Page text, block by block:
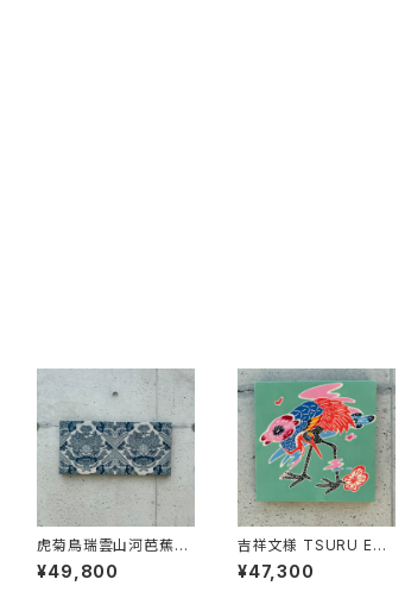
虎菊鳥瑞雲山河芭蕉毘
沙門亀甲Spirograph
幾何学模様
¥49,800
吉祥文様 TSURU Edit
ion 6/100
¥47,300